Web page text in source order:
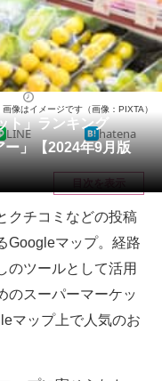
児
ト」ランキング
」【2024年9月版
画像はイメージです（画像：PIXTA）
LINE hatena
目次を表示
クチコミなどの投稿
Googleマップ。経路
のツールとして活用
のスーパーマーケッ
マップ上で人気のお